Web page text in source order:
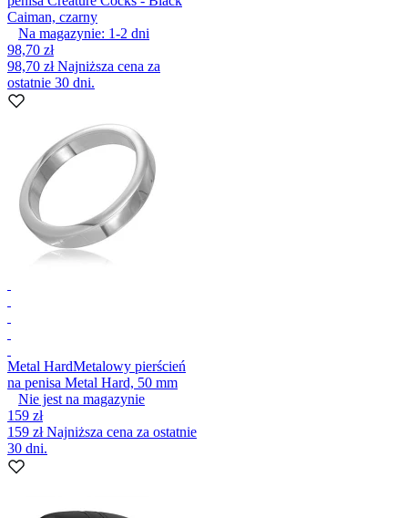
Caiman, czarny
Na magazynie: 1-2 dni
98,70 zł
98,70 złNajniższa cena za
ostatnie 30 dni.
Metal HardMetalowy pierścień
na penisa Metal Hard, 50 mm
Nie jest na magazynie
159 zł
159 złNajniższa cena za ostatnie
30 dni.